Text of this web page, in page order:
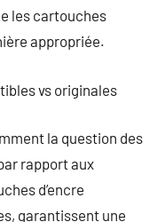
les cartouches
appropriée.
vs originales
la question des
rapport aux
d’encre
garantissent une